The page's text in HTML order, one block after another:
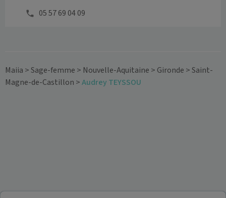
05 57 69 04 09
Maiia >Sage-femme > Nouvelle-Aquitaine > Gironde >Saint-
Magne-de-Castillon >Audrey TEYSSOU